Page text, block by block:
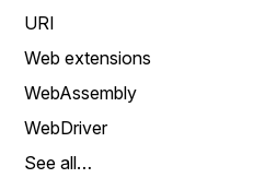
URI
Web extensions
WebAssembly
WebDriver
See all…